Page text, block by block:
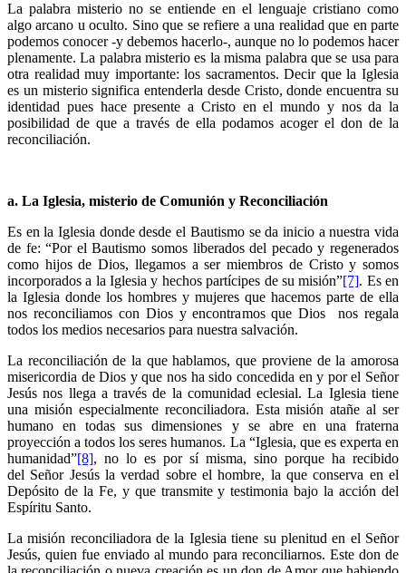
La palabra misterio no se entiende en el lenguaje cristiano como
algo arcano u oculto. Sino que se refiere a una realidad que en parte
podemos conocer -y debemos hacerlo-, aunque no lo podemos hacer
plenamente. La palabra misterio es la misma palabra que se usa para
otra realidad muy importante: los sacramentos. Decir que la Iglesia
es un misterio significa entenderla desde Cristo, donde encuentra su
identidad pues hace presente a Cristo en el mundo y nos da la
posibilidad de que a través de ella podamos acoger el don de la
reconciliación.
a. La Iglesia, misterio de Comunión y Reconciliación
Es en la Iglesia donde desde el Bautismo se da inicio a nuestra vida
de fe: “Por el Bautismo somos liberados del pecado y regenerados
como hijos de Dios, llegamos a ser miembros de Cristo y somos
incorporados a la Iglesia y hechos partícipes de su misión”[7]. Es en
la Iglesia donde los hombres y mujeres que hacemos parte de ella
nos reconciliamos con Dios y encontramos que Dios nos regala
todos los medios necesarios para nuestra salvación.
La reconciliación de la que hablamos, que proviene de la amorosa
misericordia de Dios y que nos ha sido concedida en y por el Señor
Jesús nos llega a través de la comunidad eclesial. La Iglesia tiene
una misión especialmente reconciliadora. Esta misión atañe al ser
humano en todas sus dimensiones y se abre en una fraterna
proyección a todos los seres humanos. La “Iglesia, que es experta en
humanidad”[8], no lo es por sí misma, sino porque ha recibido
del Señor Jesús la verdad sobre el hombre, la que conserva en el
Depósito de la Fe, y que transmite y testimonia bajo la acción del
Espíritu Santo.
La misión reconciliadora de la Iglesia tiene su plenitud en el Señor
Jesús, quien fue enviado al mundo para reconciliarnos. Este don de